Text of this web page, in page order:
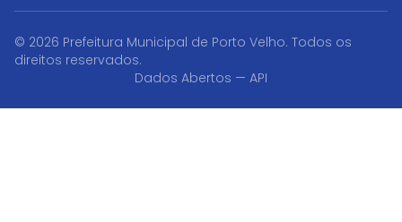
© 2026 Prefeitura Municipal de Porto Velho. Todos os
direitos reservados.
Dados Abertos — API